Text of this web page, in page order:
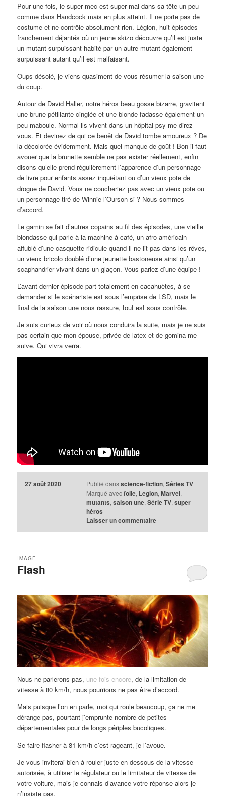
Pour une fois, le super mec est super mal dans sa tête un peu
comme dans Handcock mais en plus atteint. Il ne porte pas de
costume et ne contrôle absolument rien. Légion, huit épisodes
franchement déjantés où un jeune skizo découvre qu’il est juste
un mutant surpuissant habité par un autre mutant également
surpuissant autant qu’il est malfaisant.
Oups désolé, je viens quasiment de vous résumer la saison une
du coup.
Autour de David Haller, notre héros beau gosse bizarre, gravitent
une brune pétillante cinglée et une blonde fadasse également un
peu maboule. Normal ils vivent dans un hôpital psy me direz-
vous. Et devinez de qui ce benêt de David tombe amoureux ? De
la décolorée évidemment. Mais quel manque de goût ! Bon il faut
avouer que la brunette semble ne pas exister réellement, enfin
disons qu’elle prend régulièrement l’apparence d’un personnage
de livre pour enfants assez inquiétant ou d’un vieux pote de
drogue de David. Vous ne coucheriez pas avec un vieux pote ou
un personnage tiré de Winnie l’Ourson si ? Nous sommes
d’accord.
Le gamin se fait d’autres copains au fil des épisodes, une vieille
blondasse qui parle à la machine à café, un afro-américain
affublé d’une casquette ridicule quand il ne lit pas dans les rêves,
un vieux bricolo doublé d’une jeunette bastoneuse ainsi qu’un
scaphandrier vivant dans un glaçon. Vous parlez d’une équipe !
L’avant dernier épisode part totalement en cacahuètes, à se
demander si le scénariste est sous l’emprise de LSD, mais le
final de la saison une nous rassure, tout est sous contrôle.
Je suis curieux de voir où nous conduira la suite, mais je ne suis
pas certain que mon épouse, privée de latex et de gomina me
suive. Qui vivra verra.
27 août 2020 Publié dans science-fiction, Séries TV
Marqué avec folie, Legion, Marvel,
mutants, saison une, Série TV, super
héros
Laisser un commentaire
Flash
IMAGE
Nous ne parlerons pas, une fois encore, de la limitation de
vitesse à 80 km/h, nous pourrions ne pas être d’accord.
Mais puisque l’on en parle, moi qui roule beaucoup, ça ne me
dérange pas, pourtant j’emprunte nombre de petites
départementales pour de longs périples bucoliques.
Se faire flasher à 81 km/h c’est rageant, je l’avoue.
Je vous inviterai bien à rouler juste en dessous de la vitesse
autorisée, à utiliser le régulateur ou le limitateur de vitesse de
votre voiture, mais je connais d’avance votre réponse alors je
n’insiste pas.